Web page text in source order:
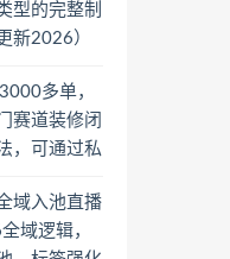
型的完整制
新2026）
多单，
赛道装修闭
，可通过私
域入池直播
域逻辑，